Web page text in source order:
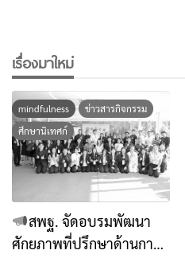
วิถีพอเพียง (Smart Farm
for Sustainable Living)”
เรื่องมาใหม่
mindfulness
ข่าวสารกิจกรรม
ศึกษานิเทศก์
สพฐ. จัดอบรมพัฒนา
ศักยภาพที่ปรึกษาด้านการ